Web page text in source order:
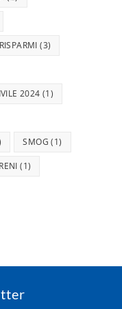
RISPARMI (3)
2024 (1)
SMOG (1)
(1)